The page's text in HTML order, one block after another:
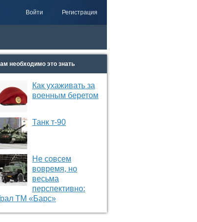
Войти Регистрация
необходимо это знать
Как ухаживать за
военным беретом
Танк т-90
Не совсем
вовремя, но
весьма
перспективно:
ТМ «Барс»